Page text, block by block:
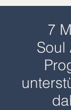
7
Soul